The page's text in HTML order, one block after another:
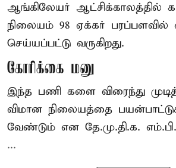
ஆங்கிலேயர் ஆட்சிக்காலத்தில்
நிலையம் 98 ஏக்கர் பரப்பளவில்
செய்யப்பட்டு வருகிறது.
கோரிக்கை மனு
இந்த பணி களை விரைந்து
விமான நிலையத்தை
வேண்டும் என தே.மு.தி.க.
...